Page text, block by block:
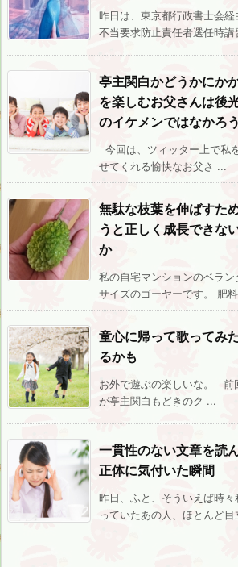
昨日は、東京都行政書士会
不当要求防止責任者選任時
亭主関白かどうかにか
を楽しむお父さんは後
のイケメンではなかろ
今回は、ツィッター上で私
せてくれる愉快なお父さ ...
無駄な枝葉を伸ばすた
うと正しく成長できな
か
私の自宅マンションのベラ
サイズのゴーヤーです。 肥
童心に帰って歌ってみ
るかも
お外で遊ぶの楽しいな。 前
が亭主関白もどきのク ...
一貫性のない文章を読
正体に気付いた瞬間
昨日、ふと、そういえば時
っていたあの人、ほとんど